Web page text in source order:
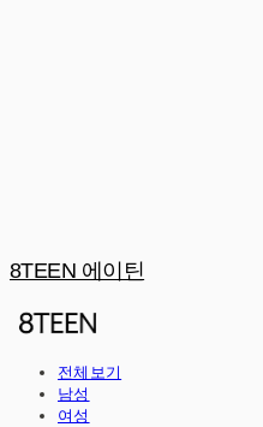
8TEEN 에이틴
전체보기
남성
여성